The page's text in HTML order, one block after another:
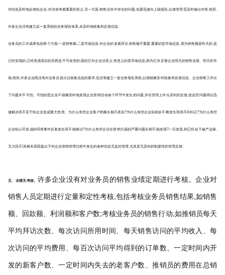
些信息及时地反馈给企业,对决策有着重要的意义,另一方面,销售活动中存在的问题,也要迅速向上级报告,以便管理层及时做出对策.然而,
许多企业没有建立起一套系统的业务报告体系,未及时地收集和反馈信息。
业务员的工作成果包括两个方面:一是销售额,二是市场信息.对企业的发展而言,销售额不重要,重要的是市场信息.因为销售额是昨天的,是
已经实现的,已经变成现实的东西是不可改变的,因此它对企业没意义;有意义的是市场信息,因为它决定着企业明天的销售业绩、明天的市
场.然而,许多企业既没有向业务员提出过收集信息的要求,也没有建立一套业务报告系统,以便能够及时收集和反馈信息。 企业销售工作出
了问题并不可怕。可怕的是企业不能够及时地发现企业营销活动各个环节中发生的问题,并在管理上作出及时的反馈,使这些问题得以迅
速解决而不至于给企业造成重大危害。 为什么有些企业客户档案长期不真实?为什么有些企业应收款不断发生而得不到纠正?为什么有些
企业给公司造成的同类事件反复发生而不能根治?为什么有些企业在营销方面的严重问题长期不能发现?一旦发现,则已经处于破产边缘,
无力回天!其根本原因盖出于对企业营销管理过程中发生的各种信息无监控管理,尤其是无及时的制度性的管理反馈.
五、业绩无考核。 许多企业没有对业务员的销售业绩定期进行考核。企业对
销售人员定期进行定量和定性考核,包括考核业务员销售结果,如销售
额、回款额、利润额和客户数;考核业务员的销售行动,如推销员每天
平均拜访次数、每次访问所用时间、每天销售访问的平均收入、每
次访问的平均费用、每百次访问平均得到的订单数、一定时间内开
发的新客户数、一定时间内失去的老客户数、推销员的费用在总销